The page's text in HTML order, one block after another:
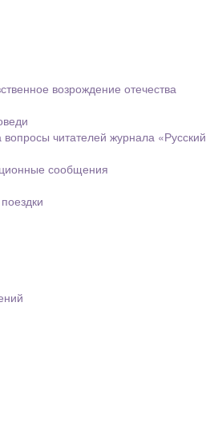
возрождение отечества
читателей журнала «Русский
сообщения